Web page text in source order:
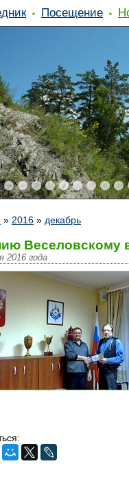
Посещение
» 2016 » декабрь
Веселовскому
2016 года